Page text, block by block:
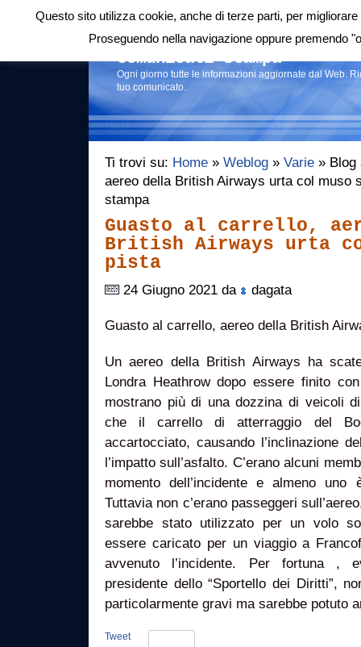
Login|RSS |
Comunicati stampa
Ogni giorno tutte le informazioni aggiornate dal Web.
tuo comunicato.
Ti trovi su: Home » Weblog » Varie » Blog
aereo della British Airways urta col muso
stampa
Guasto al carrello,
British Airways urta
pista
24 Giugno 2021 da dagata
Guasto al carrello, aereo della British
Un aereo della British Airways ha
Londra Heathrow dopo essere finito
mostrano più di una dozzina di veicoli
che il carrello di atterraggio del
accartocciato, causando l’inclinazione
l’impatto sull’asfalto. C’erano alcuni
momento dell’incidente e almeno
Tuttavia non c’erano passeggeri
sarebbe stato utilizzato per un volo
essere caricato per un viaggio a
avvenuto l’incidente. Per fortuna ,
presidente dello “Sportello dei Diritti”,
particolarmente gravi ma sarebbe potuto
Tweet
Questo sito utilizza cookie, anche di terze parti, per
Proseguendo nella navigazione oppure premendo